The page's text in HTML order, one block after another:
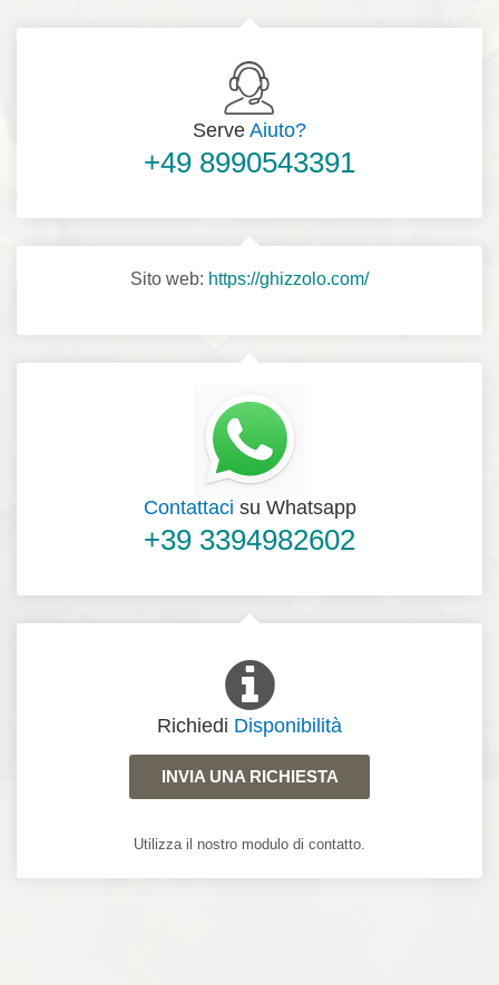
Serve Aiuto?
+49 8990543391
Sito web: https://ghizzolo.com/
Contattaci su Whatsapp
+39 3394982602
Richiedi Disponibilità
INVIA UNA RICHIESTA
Utilizza il nostro modulo di contatto.